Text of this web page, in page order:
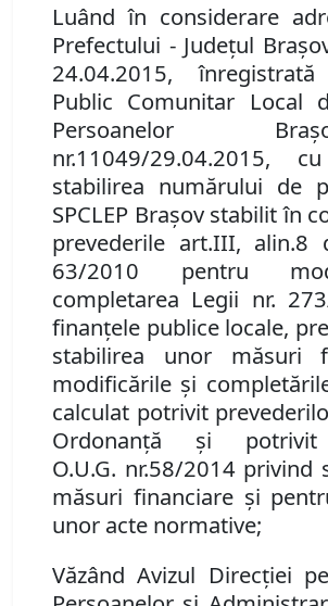
Luând în considerare
Prefectului -Judeţul
24.04.2015,
Public Comunitar Local
Persoanelor
nr.11049/29.04.2015,
stabilirea numărului de
SPCLEP Braşov stabilit în
prevederile art.III, alin.8
63/2010 pentru
completarea Legii nr.
finanţele publice locale,
stabilirea unor măsuri
modificările şi
calculat potrivit
Ordonanţă şi
O.U.G. nr.58/2014 privind
măsuri financiare şi
unor acte normative;
Văzând Avizul Direcţiei